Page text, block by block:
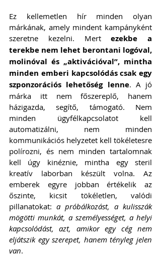
Ez kellemetlen hír minden olyan
márkának, amely mindent kampányként
szeretne kezelni. Mert ezekbe a
terekbe nem lehet berontani logóval,
molinóval és „aktivációval”, mintha
minden emberi kapcsolódás csak egy
szponzorációs lehetőség lenne. A jó
márka itt nem főszereplő, hanem
házigazda, segítő, támogató. Nem
minden ügyfélkapcsolatot kell
automatizálni, nem minden
kommunikációs helyzetet kell tökéletesre
polírozni, és nem minden tartalomnak
kell úgy kinéznie, mintha egy steril
kreatív laborban készült volna. Az
emberek egyre jobban értékelik az
őszinte, kicsit tökéletlen, valódi
pillanatokat: a próbálkozást, a kulisszák
mögötti munkát, a személyességet, a helyi
kapcsolódást, azt, amikor egy cég nem
eljátszik egy szerepet, hanem tényleg jelen
van.